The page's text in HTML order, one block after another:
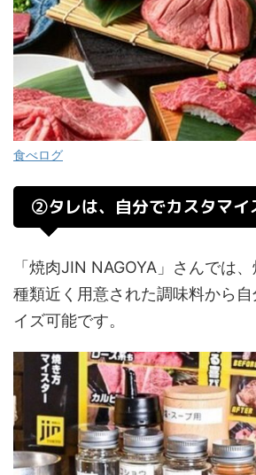
食べログ
②タレは、自分でカスタマイ
「焼肉JIN NAGOYA」さんでは
種類近く用意された調味料から
イズ可能です。